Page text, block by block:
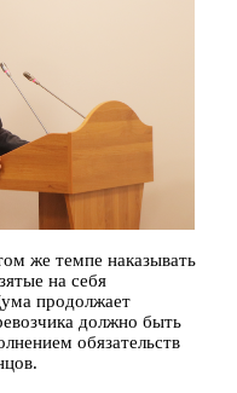
же темпе наказывать
на себя
продолжает
должно быть
обязательств